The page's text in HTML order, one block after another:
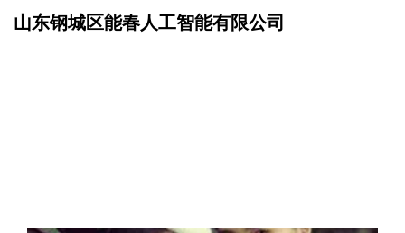
山东钢城区能春人工智能有限公司